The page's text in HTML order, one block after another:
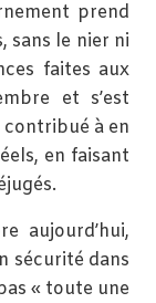
prend
sans le nier ni
faites aux
et s’est
à en
en faisant
aujourd’hui,
sécurité dans
« toute une